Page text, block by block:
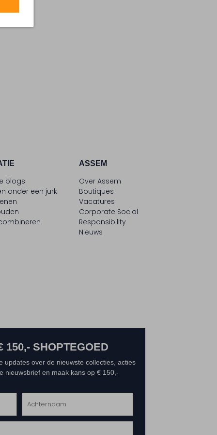
blogs
onder een jurk
ASSEM
Over Assem
Boutiques
Vacatures
Corporate Social
Responsibility
Nieuws
150,- SHOPTEGOED
updates over de nieuwste collecties, acties
nieuwsbrief en maak kans op € 150,-